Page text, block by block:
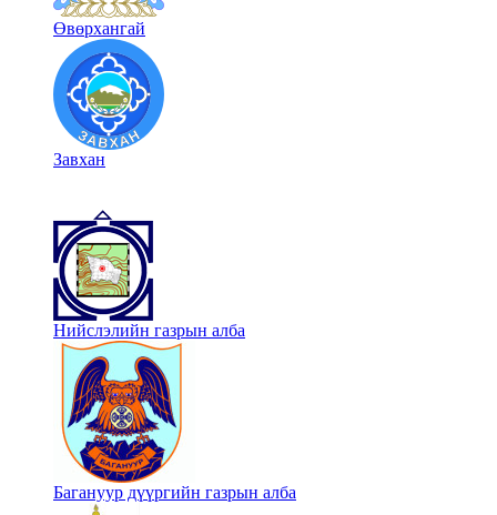
Өвөрхангай
Завхан
Нийслэлийн газрын алба
Багануур дүүргийн газрын алба